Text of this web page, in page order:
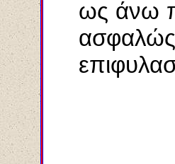
ως άνω